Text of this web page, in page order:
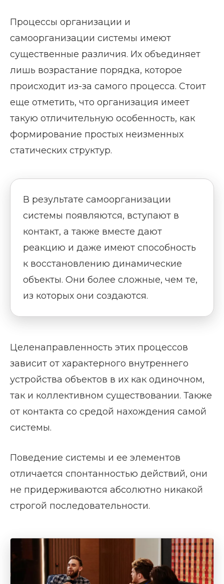
Процессы организации и
самоорганизации системы имеют
существенные различия. Их объединяет
лишь возрастание порядка, которое
происходит из-за самого процесса. Стоит
еще отметить, что организация имеет
такую отличительную особенность, как
формирование простых неизменных
статических структур.
В результате самоорганизации
системы появляются, вступают в
контакт, а также вместе дают
реакцию и даже имеют способность
к восстановлению динамические
объекты. Они более сложные, чем те,
из которых они создаются.
Целенаправленность этих процессов
зависит от характерного внутреннего
устройства объектов в их как одиночном,
так и коллективном существовании. Также
от контакта со средой нахождения самой
системы.
Поведение системы и ее элементов
отличается спонтанностью действий, они
не придерживаются абсолютно никакой
строгой последовательности.